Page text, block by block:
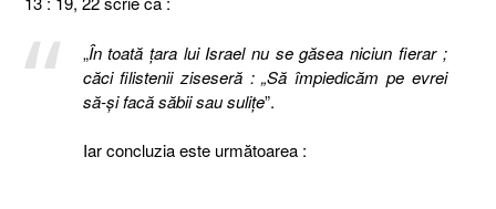
„În toată ţara lui Israel nu se găsea niciun fierar ;
căci filistenii ziseseră : „Să împiedicăm pe evrei
să-şi facă săbii sau suliţe”.
Iar concluzia este următoarea :